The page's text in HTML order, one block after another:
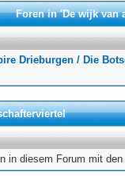
Foren in 'De wijk van
Drieburgen / Die
in diesem Forum mit